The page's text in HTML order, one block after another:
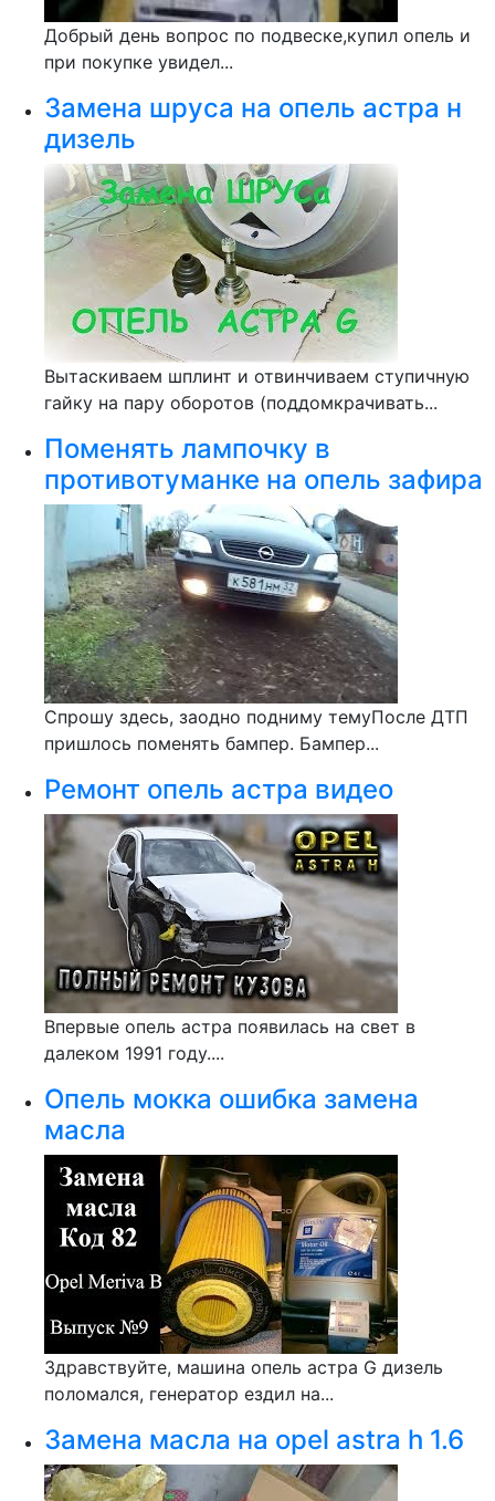
Добрый день вопрос по подвеске,купил опель и
при покупке увидел...
Замена шруса на опель астра н
дизель
Вытаскиваем шплинт и отвинчиваем ступичную
гайку на пару оборотов (поддомкрачивать...
Поменять лампочку в
противотуманке на опель зафира
Спрошу здесь, заодно подниму темуПосле ДТП
пришлось поменять бампер. Бампер...
Ремонт опель астра видео
Впервые опель астра появилась на свет в
далеком 1991 году....
Опель мокка ошибка замена
масла
Здравствуйте, машина опель астра G дизель
поломался, генератор ездил на...
Замена масла на opel astra h 1.6